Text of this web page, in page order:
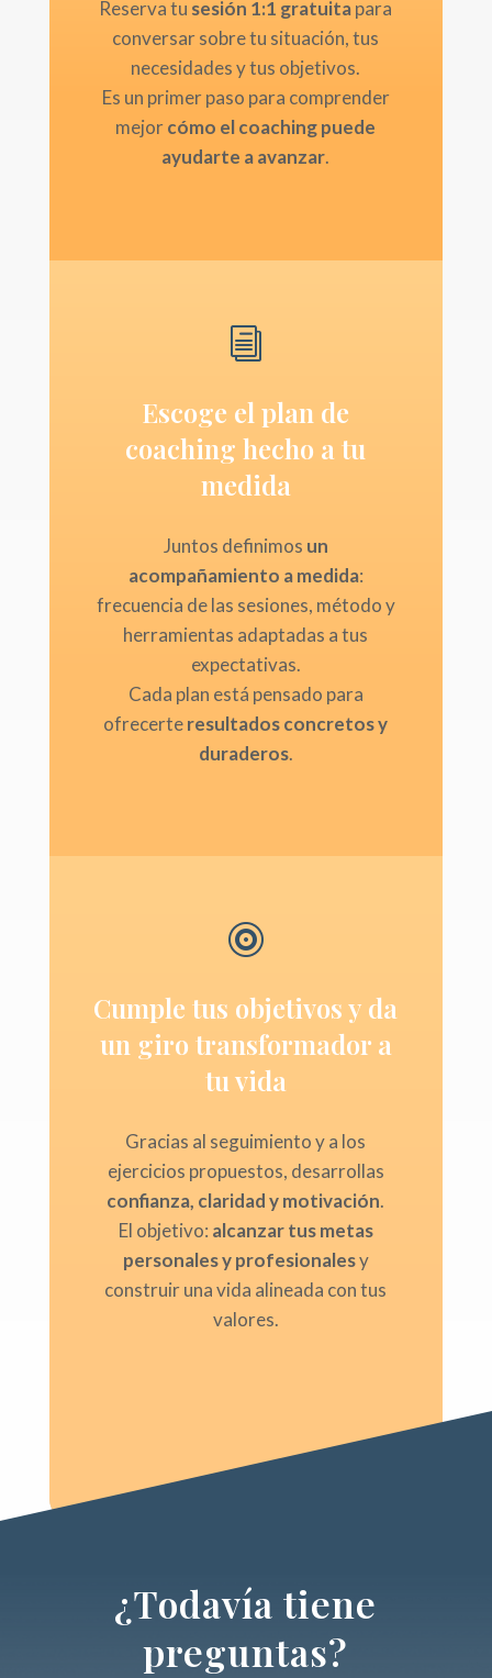
Reserva tu sesión 1:1 gratuitapara
conversar sobre tu situación, tus
necesidades y tus objetivos.
Es un primer paso para comprender
mejorcómo el coaching puede
ayudarte a avanzar.
i
Escoge el plan de
coaching hecho a tu
medida
Juntos definimos un
acompañamiento a medida:
frecuencia de las sesiones, método y
herramientas adaptadas a tus
expectativas.
Cada plan está pensado para
ofrecerteresultados concretos y
duraderos.

Cumple tus objetivos y da
un giro transformador a
tu vida
Gracias al seguimiento y a los
ejercicios propuestos, desarrollas
confianza, claridad y motivación.
El objetivo: alcanzar tus metas
personales y profesionalesy
construir una vida alineada con tus
valores.
¿Todavía tiene
preguntas?